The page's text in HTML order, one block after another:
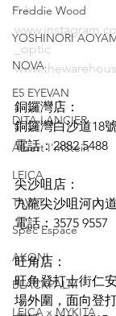
Freddie Wood
YOSHINORI
NOVA
E5 EYEVAN
DITA LANCIER
Albert I'mStein
LEICA
TAVAT
Spec Espace
AKONI
BLACKPALM
LEICA x MYKITA
.hk
_optic
銅鑼灣店：
銅鑼灣白沙道18
電話：2882 5488
尖沙咀店：
九龍尖沙咀河內
電話：3575 9557
旺角店：
旺角登打士街仁
場外圍，面向登